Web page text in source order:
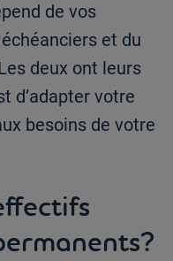
de vos
et du
deux ont leurs
d’adapter votre
besoins de votre